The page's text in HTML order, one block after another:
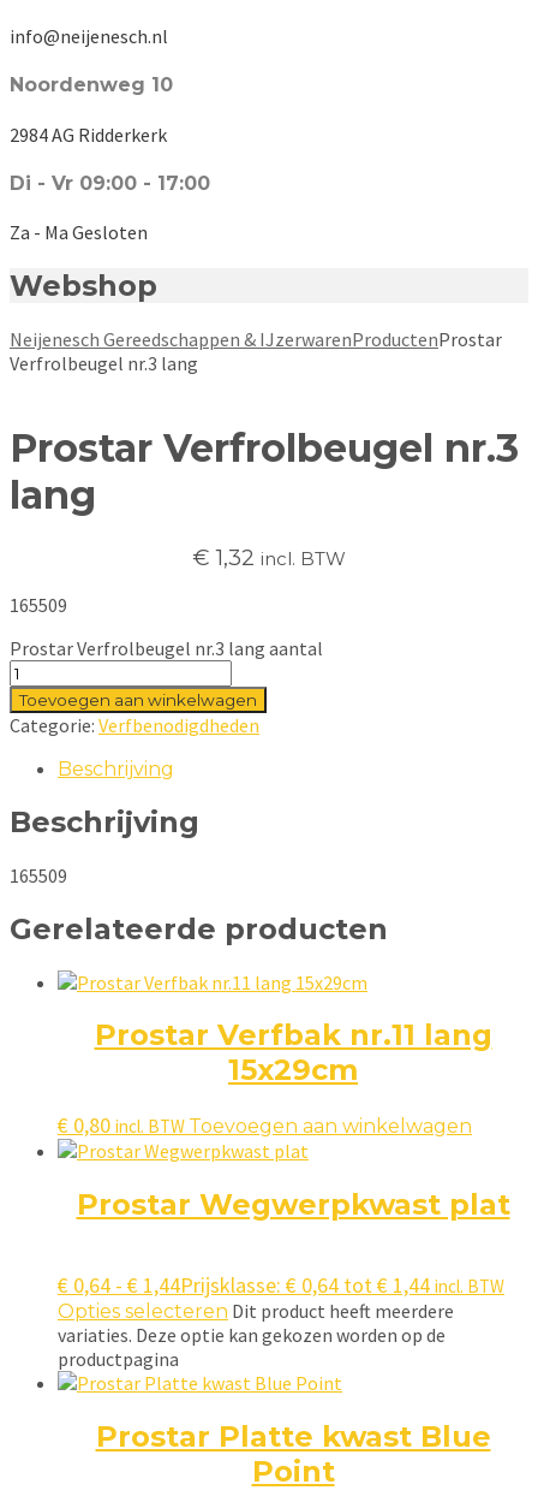
info@neijenesch.nl
Noordenweg 10
2984 AG Ridderkerk
Di - Vr 09:00 - 17:00
Za - Ma Gesloten
Webshop
Neijenesch Gereedschappen & IJzerwarenProductenProstar
Verfrolbeugel nr.3 lang
Prostar Verfrolbeugel nr.3
lang
€ 1,32 incl. BTW
165509
Prostar Verfrolbeugel nr.3 lang aantal
Toevoegen aan winkelwagen
Categorie: Verfbenodigdheden
Beschrijving
Beschrijving
165509
Gerelateerde producten
Prostar Verfbak nr.11 lang
15x29cm
€ 0,80 incl. BTW Toevoegen aan winkelwagen
Prostar Wegwerpkwast plat
€ 0,64 - € 1,44Prijsklasse: € 0,64 tot € 1,44 incl. BTW
Opties selecteren Dit product heeft meerdere
variaties. Deze optie kan gekozen worden op de
productpagina
Prostar Platte kwast Blue
Point